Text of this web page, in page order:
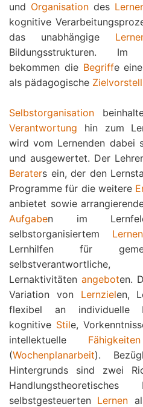
und Organisation des
kognitive
das unabhängige
Bildungsstrukturen.
bekommen die Begriffe
als pädagogische
Selbstorganisation
Verantwortung hin zum
wird vom Lernenden dabei
und ausgewertet. Der
Beraters ein, der den
Programme für die weitere
anbietet sowie
Aufgaben im
selbstorganisiertem Lernen
Lernhilfen für
selbstverantwortliche,
Lernaktivitätenangeboten.
Variation von Lernzielen,
flexibel an individuelle
kognitive Stile,
intellektuelle Fähigkeiten
(Wochenplanarbeit).
Hintergrunds sind zwei
selbstgesteuerten Lernen